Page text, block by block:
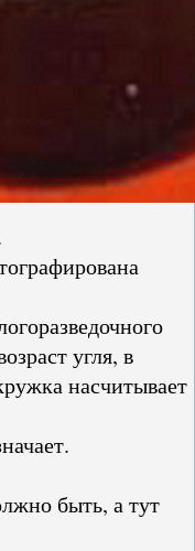
угля, в
насчитывает
быть, а тут